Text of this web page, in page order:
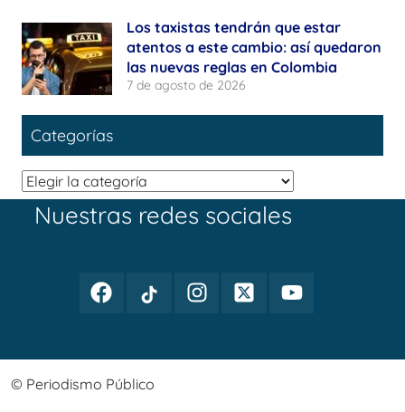
Los taxistas tendrán que estar
atentos a este cambio: así quedaron
las nuevas reglas en Colombia
7 de agosto de 2026
Categorías
Categorías
Nuestras redes sociales
FacebookTikTok
InstagramTwitterYoutube
© Periodismo Público